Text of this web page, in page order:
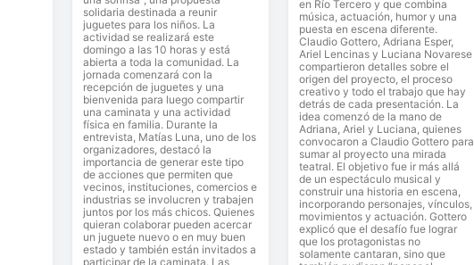
solidaria destinada a reunir
juguetes para los niños. La
actividad se realizará este
domingo a las 10 horas y está
abierta a toda la comunidad. La
jornada comenzará con la
recepción de juguetes y una
bienvenida para luego compartir
una caminata y una actividad
física en familia. Durante la
entrevista, Matías Luna, uno de los
organizadores, destacó la
importancia de generar este tipo
de acciones que permiten que
vecinos, instituciones, comercios e
industrias se involucren y trabajen
juntos por los más chicos. Quienes
quieran colaborar pueden acercar
un juguete nuevo o en muy buen
estado y también están invitados a
participar de la caminata. Las
en Río Tercero y que combina
música, actuación, humor y una
puesta en escena diferente.
Claudio Gottero, Adriana Esper,
Ariel Lencinas y Luciana Novarese
compartieron detalles sobre el
origen del proyecto, el proceso
creativo y todo el trabajo que hay
detrás de cada presentación. La
idea comenzó de la mano de
Adriana, Ariel y Luciana, quienes
convocaron a Claudio Gottero para
sumar al proyecto una mirada
teatral. El objetivo fue ir más allá
de un espectáculo musical y
construir una historia en escena,
incorporando personajes, vínculos,
movimientos y actuación. Gottero
explicó que el desafío fue lograr
que los protagonistas no
solamente cantaran, sino que